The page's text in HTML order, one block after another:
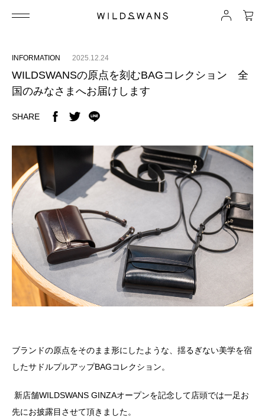
INFORMATION 2025.12.24
WILDSWANSの原点を刻むBAGコレクション 全
国のみなさまへお届けします
SHARE
ブランドの原点をそのまま形にしたような、揺るぎない美学を宿
したサドルプルアップBAGコレクション。
新店舗WILDSWANS GINZAオープンを記念して店頭では一足お
先にお披露目させて頂きました。